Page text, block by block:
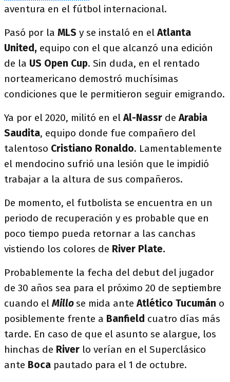
aventura en el fútbol internacional.
Pasó por la MLS y se instaló en elAtlanta
United, equipo con el que alcanzó una edición
de la US Open Cup. Sin duda, en el rentado
norteamericano demostró muchísimas
condiciones que le permitieron seguir emigrando.
Ya por el 2020, militó en elAl-Nassr deArabia
Saudita, equipo donde fue compañero del
talentoso Cristiano Ronaldo. Lamentablemente
el mendocino sufrió una lesión que le impidió
trabajar a la altura de sus compañeros.
De momento, el futbolista se encuentra en un
periodo de recuperación y es probable que en
poco tiempo pueda retornar a las canchas
vistiendo los colores de River Plate.
Probablemente la fecha del debut del jugador
de 30 años sea para el próximo 20 de septiembre
cuando el Millose mida anteAtlético Tucumán o
posiblemente frente a Banfield cuatro días más
tarde. En caso de que el asunto se alargue, los
hinchas de River lo verían en el Superclásico
ante Boca pautado para el 1 de octubre.